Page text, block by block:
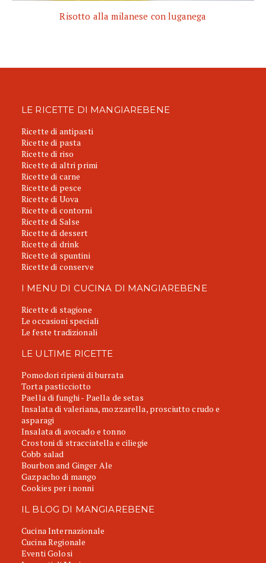
Risotto alla milanese con luganega
LE RICETTE DI MANGIAREBENE
Ricette di antipasti
Ricette di pasta
Ricette di riso
Ricette di altri primi
Ricette di carne
Ricette di pesce
Ricette di Uova
Ricette di contorni
Ricette di Salse
Ricette di dessert
Ricette di drink
Ricette di spuntini
Ricette di conserve
I MENU DI CUCINA DI MANGIAREBENE
Ricette di stagione
Le occasioni speciali
Le feste tradizionali
LE ULTIME RICETTE
Pomodori ripieni di burrata
Torta pasticciotto
Paella di funghi - Paella de setas
Insalata di valeriana, mozzarella, prosciutto crudo e
asparagi
Insalata di avocado e tonno
Crostoni di stracciatella e ciliegie
Cobb salad
Bourbon and Ginger Ale
Gazpacho di mango
Cookies per i nonni
IL BLOG DI MANGIAREBENE
Cucina Internazionale
Cucina Regionale
Eventi Golosi